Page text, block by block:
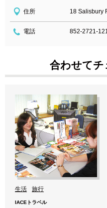
住所 18 Salisbury
電話 852-2721-
合わせて
生活 旅行
IACEトラベル